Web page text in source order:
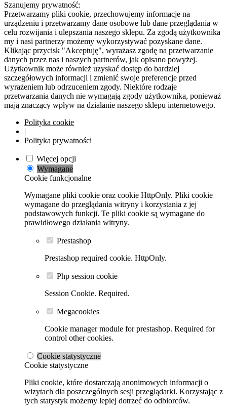
Szanujemy prywatność:
Przetwarzamy pliki cookie, przechowujemy informacje na
urządzeniu i przetwarzamy dane osobowe lub dane przeglądania w
celu rozwijania i ulepszania naszego sklepu. Za zgodą użytkownika
my i nasi partnerzy możemy wykorzystywać pozyskane dane.
Klikając przycisk "Akceptuję", wyrażasz zgodę na przetwarzanie
danych przez nas i naszych partnerów, jak opisano powyżej.
Użytkownik może również uzyskać dostęp do bardziej
szczegółowych informacji i zmienić swoje preferencje przed
wyrażeniem lub odrzuceniem zgody. Niektóre rodzaje
przetwarzania danych nie wymagają zgody użytkownika, ponieważ
mają znaczący wpływ na działanie naszego sklepu internetowego.
Polityka cookie
|
Polityka prywatności
Więcej opcji
Wymagane
Cookie funkcjonalne
Wymagane pliki cookie oraz cookie HttpOnly. Pliki cookie
wymagane do przeglądania witryny i korzystania z jej
podstawowych funkcji. Te pliki cookie są wymagane do
prawidłowego działania witryny.
Prestashop
Prestashop required cookie. HttpOnly.
Php session cookie
Session Cookie. Required.
Megacookies
Cookie manager module for prestashop. Required for
control other cookies.
Cookie statystyczne
Cookie statystyczne
Pliki cookie, które dostarczają anonimowych informacji o
wizytach dla poszczególnych sesji przeglądarki. Korzystając z
tych statystyk możemy lepiej dotrzeć do odbiorców.